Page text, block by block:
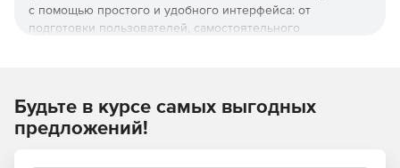
с помощью простого и удобного интерфейса: от
подготовки пользователей, самостоятельного
Оптимизация управления жизненным циклом
Будьте в курсе самых выгодных
предложений!